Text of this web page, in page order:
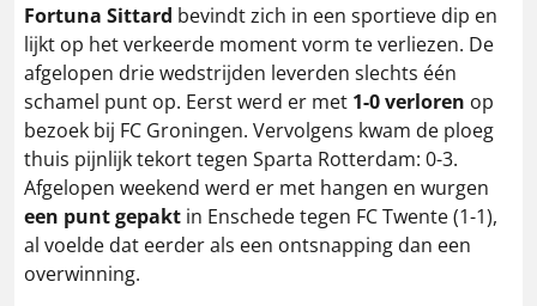
Fortuna Sittard bevindt zich in een sportieve dip en
lijkt op het verkeerde moment vorm te verliezen. De
afgelopen drie wedstrijden leverden slechts één
schamel punt op. Eerst werd er met 1-0 verloren op
bezoek bij FC Groningen. Vervolgens kwam de ploeg
thuis pijnlijk tekort tegen Sparta Rotterdam: 0-3.
Afgelopen weekend werd er met hangen en wurgen
een punt gepakt in Enschede tegen FC Twente (1-1),
al voelde dat eerder als een ontsnapping dan een
overwinning.